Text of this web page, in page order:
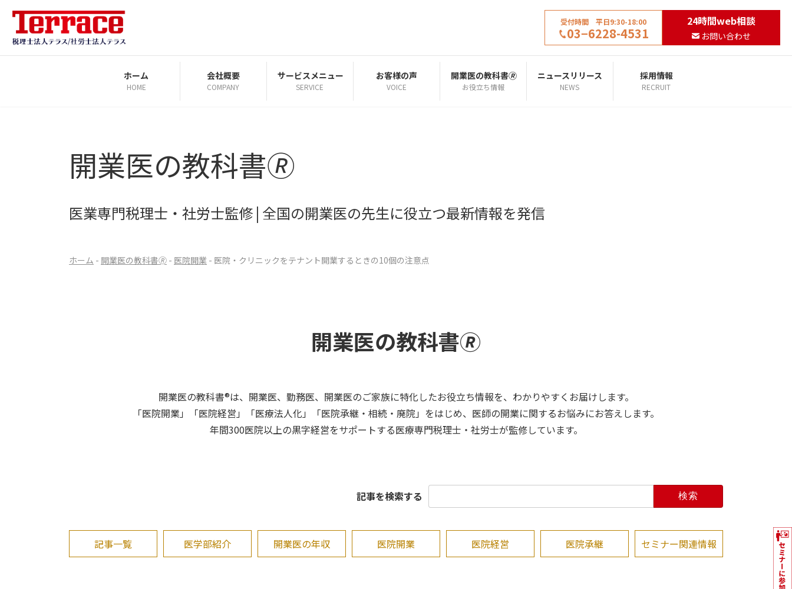
ン
ー
受付時間 平日9:30-18:00
03−6228-4531
24時間web相談
お問い合わせ
ホーム
HOME
会社概要
COMPANY
サービスメニュー
SERVICE
お客様の声
VOICE
開業医の教科書🄬
お役立ち情報
ニュースリリース
NEWS
採用情報
RECRUIT
開業医の教科書🄬
医業専門税理士・社労士監修 | 全国の開業医の先生に役立つ最新情報を発信
ホーム - 開業医の教科書🄬 - 医院開業 - 医院・クリニックをテナント開業するときの10個の注意点
開業医の教科書🄬
開業医の教科書®は、開業医、勤務医、開業医のご家族に特化したお役立ち情報を、わかりやすくお届けします。
「医院開業」「医院経営」「医療法人化」「医院承継・相続・廃院」をはじめ、医師の開業に関するお悩みにお答えします。
年間300医院以上の黒字経営をサポートする医療専門税理士・社労士が監修しています。
記事を検索する
索:
記事一覧 医学部紹介 開業医の年収 医院開業 医院経営 医院承継 セミナー関連情報